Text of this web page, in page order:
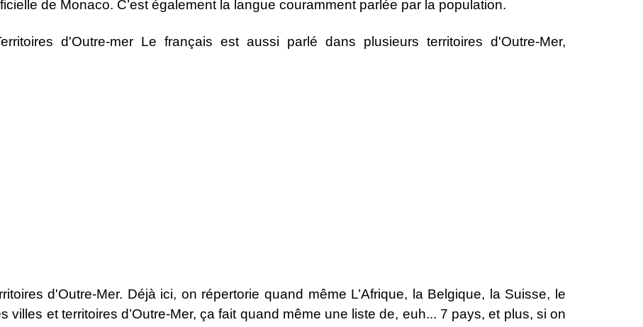
de Monaco. C’est également la langue couramment parlée par la population.
d'Outre-mer Le français est aussi parlé dans plusieurs territoires d'Outre-Mer,
d'Outre-Mer. Déjà ici, on répertorie quand même L’Afrique, la Belgique, la Suisse, le
villes et territoires d’Outre-Mer, ça fait quand même une liste de, euh... 7 pays, et plus, si on